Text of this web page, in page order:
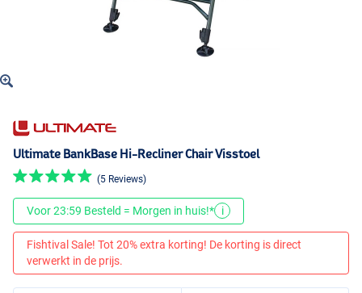
Ultimate BankBase Hi-Recliner Chair Visstoel
(5 Reviews)
Voor 23:59 Besteld = Morgen in huis!* i
Fishtival Sale! Tot 20% extra korting! De korting is direct
verwerkt in de prijs.